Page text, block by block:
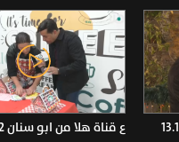
ع قناة هلا من ابو سنان 10.12.2022